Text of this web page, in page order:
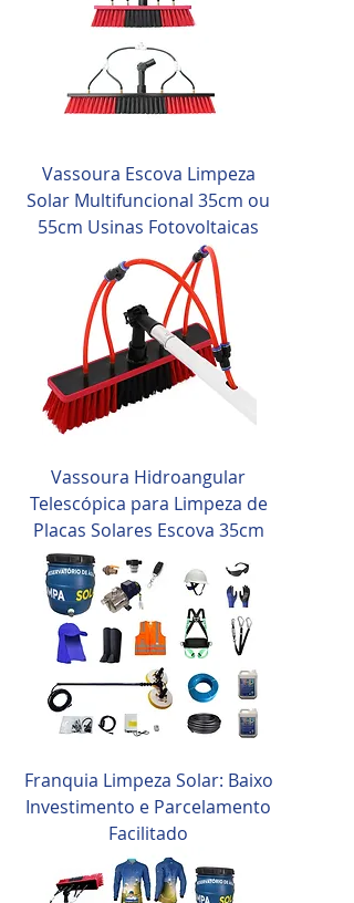
Vassoura Escova Limpeza
Solar Multifuncional 35cm ou
55cm Usinas Fotovoltaicas
Vassoura Hidroangular
Telescópica para Limpeza de
Placas Solares Escova 35cm
Franquia Limpeza Solar: Baixo
Investimento e Parcelamento
Facilitado